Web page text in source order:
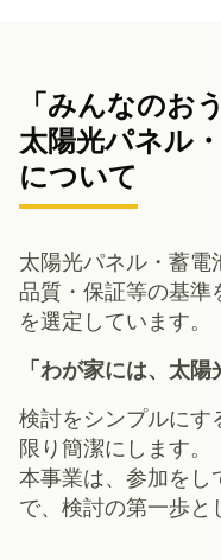
「みんなのお
太陽光パネル
について
太陽光パネル・蓄
品質・保証等の基
を選定しています。
「わが家には、太
検討をシンプルにす
限り簡潔にします。
本事業は、参加を
で、検討の第一歩と